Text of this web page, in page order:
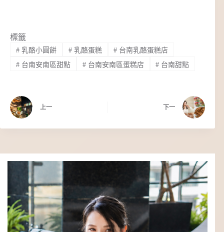
標籤
#乳酪小圓餅 #乳酪蛋糕 # 台南乳酪蛋糕店
#台南安南區甜點 #台南安南區蛋糕店 # 台南甜點
上一 下一